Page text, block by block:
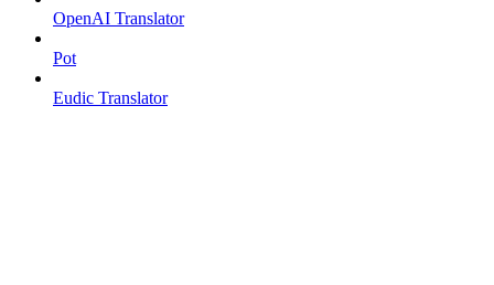
OpenAI Translator
Pot
Eudic Translator